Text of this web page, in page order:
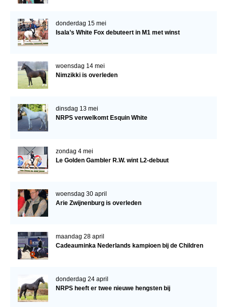
donderdag 15 mei
Isala’s White Fox debuteert in M1 met winst
woensdag 14 mei
Nimzikki is overleden
dinsdag 13 mei
NRPS verwelkomt Esquin White
zondag 4 mei
Le Golden Gambler R.W. wint L2-debuut
woensdag 30 april
Arie Zwijnenburg is overleden
maandag 28 april
Cadeauminka Nederlands kampioen bij de Children
donderdag 24 april
NRPS heeft er twee nieuwe hengsten bij